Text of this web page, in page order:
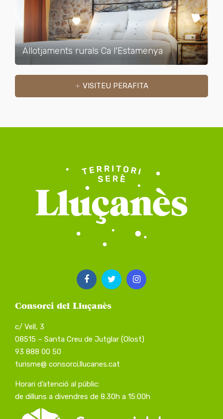
Allotjaments rurals Ca l'Estamenya
VISITEU PERAFITA
Consorci del Lluçanès
c/ Vell, 3
08515 – Santa Creu de Jutglar (Olost)
93 888 00 50
turisme@ consorci.llucanes.cat
Horari d’atenció al públic:
de dilluns a divendres de 8.30h a 15:00h